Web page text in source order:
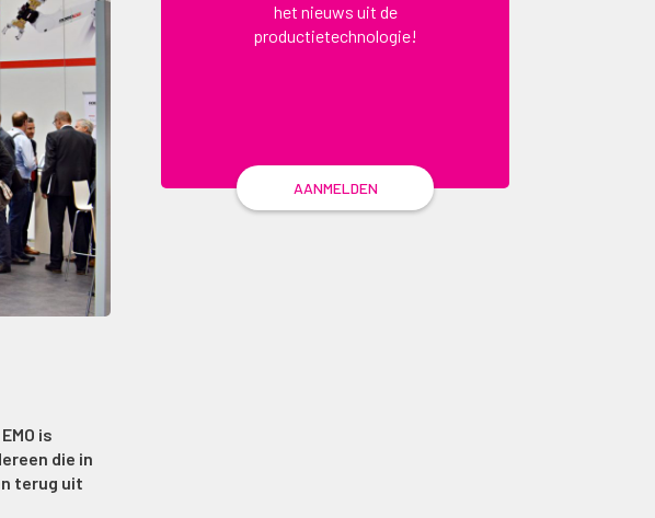
is
die in
terug uit
het nieuws uit de
productietechnologie!
AANMELDEN